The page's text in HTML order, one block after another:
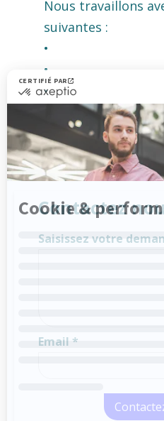
Nous travaillons
suivantes :
•
•
•
Contactez
Saisissez votre
Email *